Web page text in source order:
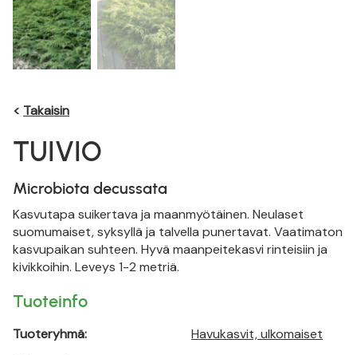
< Takaisin
TUIVIO
Microbiota decussata
Kasvutapa suikertava ja maanmyötäinen. Neulaset
suomumaiset, syksyllä ja talvella punertavat. Vaatimaton
kasvupaikan suhteen. Hyvä maanpeitekasvi rinteisiin ja
kivikkoihin. Leveys 1-2 metriä.
Tuoteinfo
Tuoteryhmä:
Havukasvit, ulkomaiset